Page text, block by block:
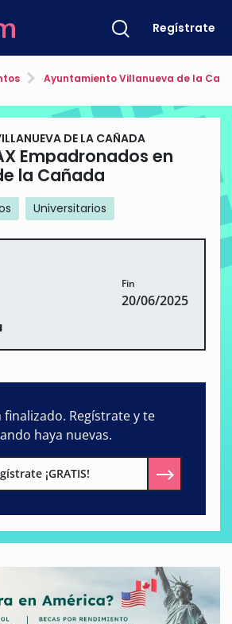
Regístrate
Ayuntamiento Villanueva de la
DE LA CAÑADA
Empadronados en
la Cañada
Universitarios
Fin
20/06/2025
finalizado. Regístrate y te
haya nuevas.
¡GRATIS!